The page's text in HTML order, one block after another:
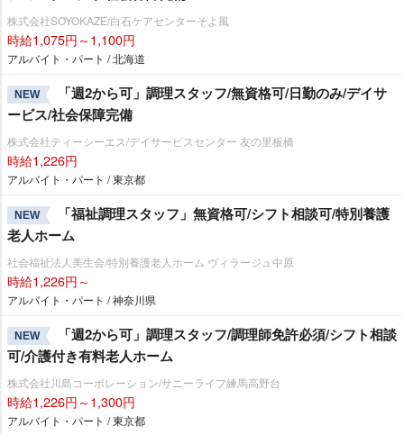
株式会社SOYOKAZE/白石ケアセンターそよ風
時給1,075円～1,100円
アルバイト・パート / 北海道
NEW
「週2から可」調理スタッフ/無資格可/日勤のみ/デイサ
ービス/社会保障完備
株式会社ティーシーエス/デイサービスセンター 友の里板橋
時給1,226円
アルバイト・パート / 東京都
NEW
「福祉調理スタッフ」無資格可/シフト相談可/特別養護
老人ホーム
社会福祉法人美生会/特別養護老人ホーム ヴィラージュ中原
時給1,226円～
アルバイト・パート / 神奈川県
NEW
「週2から可」調理スタッフ/調理師免許必須/シフト相談
可/介護付き有料老人ホーム
株式会社川島コーポレーション/サニーライフ練馬高野台
時給1,226円～1,300円
アルバイト・パート / 東京都